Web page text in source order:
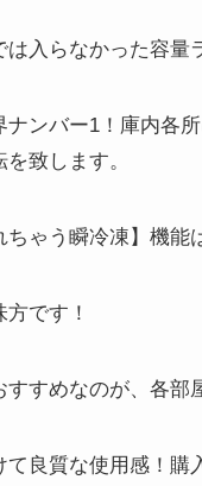
入らなかった容量
ナンバー1！庫内各
致します。
ちゃう瞬冷凍】機
です！
すめなのが、各部
良質な使用感！購